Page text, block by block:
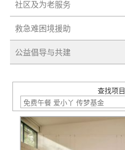
社区及为老服务
救急难困境援助
公益倡导与共建
查找项目